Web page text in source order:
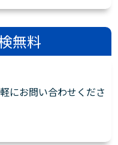
無料
にお問い合わせくださ